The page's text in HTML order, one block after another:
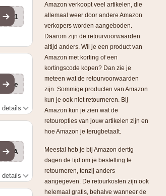
AD1
Zie
details
BLA
details
Amazon verkoopt veel artikelen, die
allemaal weer door andere Amazon
verkopers worden aangeboden.
Daarom zijn de retourvoorwaarden
altijd anders. Wil je een product van
Amazon met korting of een
kortingscode kopen? Dan zie je
meteen wat de retourvoorwaarden
zijn. Sommige producten van Amazon
kun je ook niet retourneren. Bij
Amazon kun je zien wat de
retouropties van jouw artikelen zijn en
hoe Amazon je terugbetaalt.
Meestal heb je bij Amazon dertig
dagen de tijd om je bestelling te
retourneren, tenzij anders
aangegeven. De retourkosten zijn ook
helemaal gratis, behalve wanneer de